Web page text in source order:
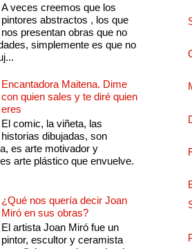
A veces creemos que los
pintores abstractos , los que
nos presentan obras que no
simplemente es que no
Encantadora Maitena. Dime
con quien sales y te diré quien
eres
El comic, la viñeta, las
historias dibujadas, son
es arte motivador y
arte plástico que envuelve.
¿Qué nos quería decir Joan
Miró en sus obras?
El artista Joan Miró fue un
pintor, escultor y ceramista